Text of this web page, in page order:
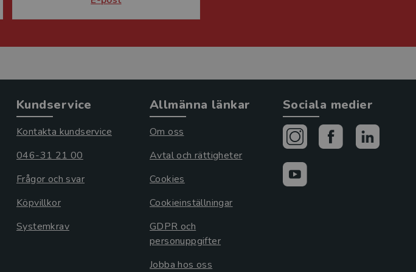
Kundservice
Kontakta kundservice
046-31 21 00
Frågor och svar
Köpvillkor
Systemkrav
Allmänna länkar
Om oss
Avtal och rättigheter
Cookies
Cookieinställningar
GDPR och
personuppgifter
Jobba hos oss
Sociala medier